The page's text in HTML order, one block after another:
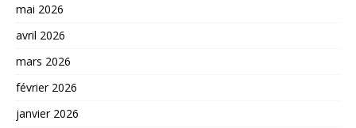
mai 2026
avril 2026
mars 2026
février 2026
janvier 2026